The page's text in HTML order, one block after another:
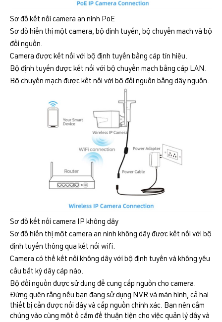
Sơ đồ kết nối camera an ninh PoE
Sơ đồ hiển thị một camera, bộ định tuyến, bộ chuyển mạch và bộ
đổi nguồn.
Camera được kết nối với bộ định tuyến bằng cáp tín hiệu.
Bộ định tuyến được kết nối với bộ chuyển mạch bằng cáp LAN.
Bộ chuyển mạch được kết nối với bộ đổi nguồn bằng dây nguồn.
Sơ đồ kết nối camera IP không dây
Sơ đồ hiển thị một camera an ninh không dây được kết nối với bộ
định tuyến thông qua kết nối wifi.
Camera có thể kết nối không dây với bộ định tuyến và không yêu
cầu bất kỳ dây cáp nào.
Bộ đổi nguồn được sử dụng để cung cấp nguồn cho camera.
Đừng quên rằng nếu bạn đang sử dụng NVR và màn hình, cả hai
thiết bị cần được nối dây và cấp nguồn chính xác. Bạn nên cắm
chúng vào cùng một ổ cắm để thuận tiện cho việc quản lý dây và